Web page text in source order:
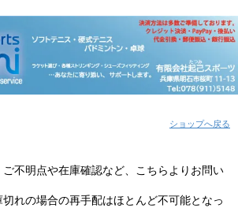
ショップへ戻る
不明点や在庫確認など、こちらよりお問い
れの場合の再手配はほとんど不可能となっ